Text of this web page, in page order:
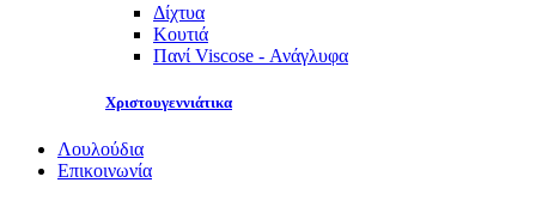
Δίχτυα
Κουτιά
Πανί Viscose - Ανάγλυφα
Χριστουγεννιάτικα
Λουλούδια
Επικοινωνία